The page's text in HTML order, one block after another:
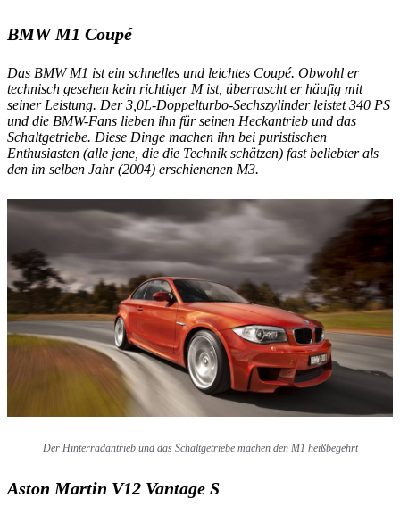
BMW M1 Coupé
Das BMW M1 ist ein schnelles und leichtes Coupé. Obwohl er
technisch gesehen kein richtiger M ist, überrascht er häufig mit
seiner Leistung. Der 3,0L-Doppelturbo-Sechszylinder leistet 340 PS
und die BMW-Fans lieben ihn für seinen Heckantrieb und das
Schaltgetriebe. Diese Dinge machen ihn bei puristischen
Enthusiasten (alle jene, die die Technik schätzen) fast beliebter als
den im selben Jahr (2004) erschienenen M3.
Der Hinterradantrieb und das Schaltgetriebe machen den M1 heißbegehrt
Aston Martin V12 Vantage S